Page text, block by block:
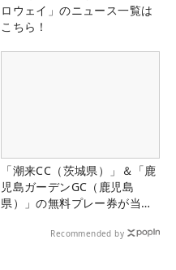
ロウェイ」のニュース一覧は
こちら！
「潮来CC（茨城県）」＆「鹿
児島ガーデンGC（鹿児島
県）」の無料プレー券が当た
Recommended by